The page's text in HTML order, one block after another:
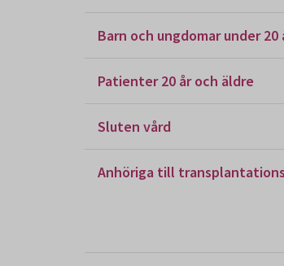
Barn och ungdomar under 20
Patienter 20 år och äldre
Sluten vård
Anhöriga till